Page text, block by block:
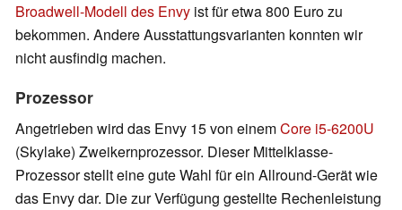
Broadwell-Modell des Envy ist für etwa 800 Euro zu
bekommen. Andere Ausstattungsvarianten konnten wir
nicht ausfindig machen.
Prozessor
Angetrieben wird das Envy 15 von einemCore i5-6200U
(Skylake) Zweikernprozessor. Dieser Mittelklasse-
Prozessor stellt eine gute Wahl für ein Allround-Gerät wie
das Envy dar. Die zur Verfügung gestellte Rechenleistung